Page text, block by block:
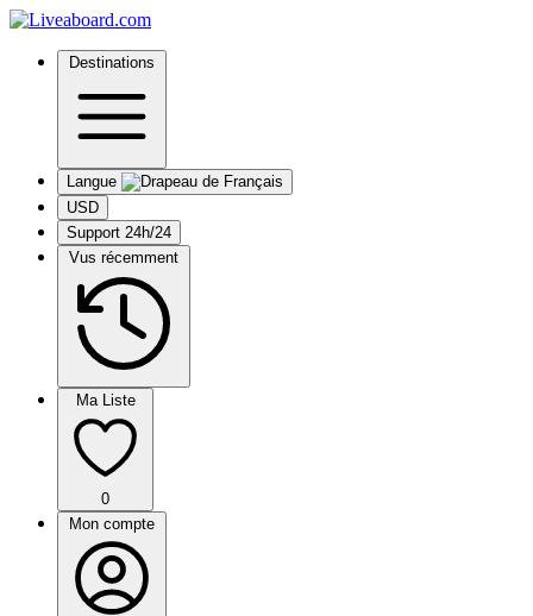
Destinations
Langue
USD
Support 24h/24
Vus récemment
Ma Liste
0
Mon compte